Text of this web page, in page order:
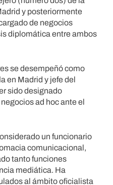
y posteriormente
de negocios
diplomática entre ambos
se desempeñó como
en Madrid y jefe del
sido designado
ad hoc ante el
un funcionario
comunicacional,
tanto funciones
mediática. Ha
al ámbito oficialista